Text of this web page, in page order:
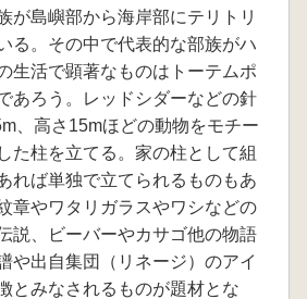
が島嶼部から海岸部にテリトリ
る。その中で代表的な部族がハ
生活で顕著なものはトーテムポ
あろう。レッドシダーなどの針
、高さ15mほどの動物をモチー
た柱を立てる。家の柱として組
れば単独で立てられるものもあ
章やワタリガラスやワシなどの
説、ビーバーやカサゴ他の物語
や出自集団（リネージ）のアイ
とみなされるものが題材とな